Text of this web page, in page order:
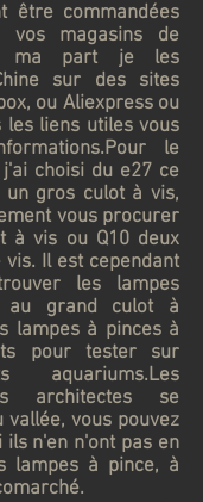
être commandées
vos magasins de
ma part je les
sur des sites
ou Aliexpress ou
les liens utiles vous
le
choisi du e27 ce
gros culot à vis,
vous procurer
à vis ou Q10 deux
Il est cependant
les lampes
au grand culot à
lampes à pinces à
pour tester sur
aquariums.Les
architectes se
vous pouvez
n'en n'ont pas en
lampes à pince, à